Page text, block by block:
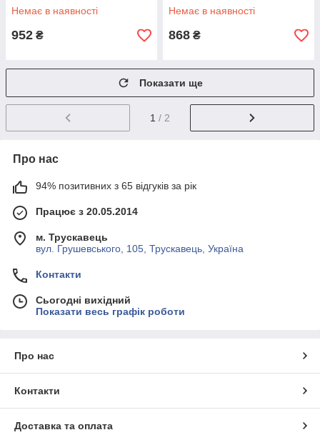
Немає в наявності
952 ₴
Немає в наявності
868 ₴
Показати ще
1 / 2
Про нас
94% позитивних з 65 відгуків за рік
Працює з 20.05.2014
м. Трускавець
вул. Грушевського, 105, Трускавець, Україна
Контакти
Сьогодні вихідний
Показати весь графік роботи
Про нас
Контакти
Доставка та оплата